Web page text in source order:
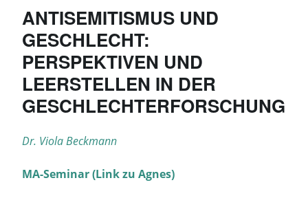
jüdische
Politik.
Ein
Lektürekurs
zu
Hannah
Arendt“
ANTISEMITISMUS UND
GESCHLECHT:
PERSPEKTIVEN UND
LEERSTELLEN IN DER
GESCHLECHTERFORSCHUNG
Dr. Viola Beckmann
MA-Seminar (Link zu Agnes)